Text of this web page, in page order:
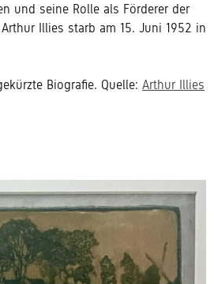
und seine Rolle als Förderer der
Illies starb am 15. Juni 1952 in
Biografie. Quelle: Arthur Illies